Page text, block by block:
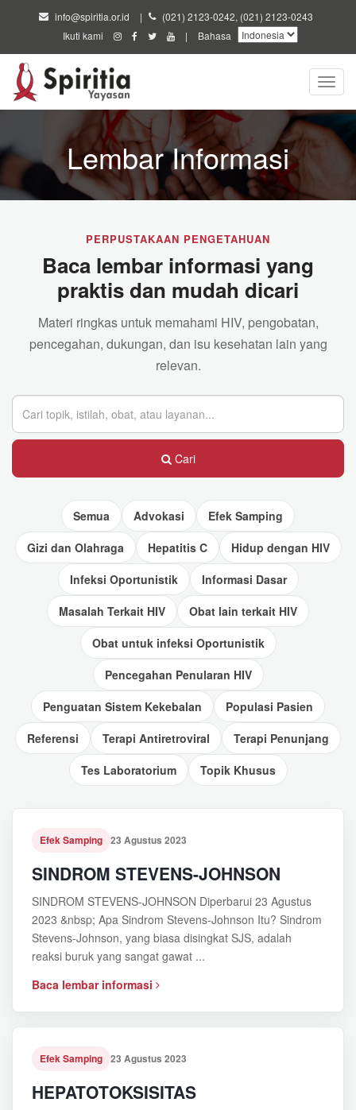
utama
info@spiritia.or.id |
(021) 2123-0242, (021) 2123-0243
Ikuti kami
| Bahasa
Lembar Informasi
PERPUSTAKAAN PENGETAHUAN
Baca lembar informasi yang
praktis dan mudah dicari
Materi ringkas untuk memahami HIV, pengobatan,
pencegahan, dukungan, dan isu kesehatan lain yang
relevan.
Cari
Semua Advokasi
Efek Samping
Gizi dan Olahraga
Hepatitis C
Hidup dengan HIV
Infeksi Oportunistik
Informasi Dasar
Masalah Terkait HIV
Obat lain terkait HIV
Obat untuk infeksi Oportunistik
Pencegahan Penularan HIV
Penguatan Sistem Kekebalan
Populasi Pasien
Referensi
Terapi Antiretroviral
Terapi Penunjang
Tes Laboratorium
Topik Khusus
Efek Samping 23 Agustus 2023
SINDROM STEVENS-JOHNSON
SINDROM STEVENS-JOHNSON Diperbarui 23 Agustus
2023 &nbsp; Apa Sindrom Stevens-Johnson Itu? Sindrom
Stevens-Johnson, yang biasa disingkat SJS, adalah
reaksi buruk yang sangat gawat ...
Baca lembar informasi
Efek Samping 23 Agustus 2023
HEPATOTOKSISITAS